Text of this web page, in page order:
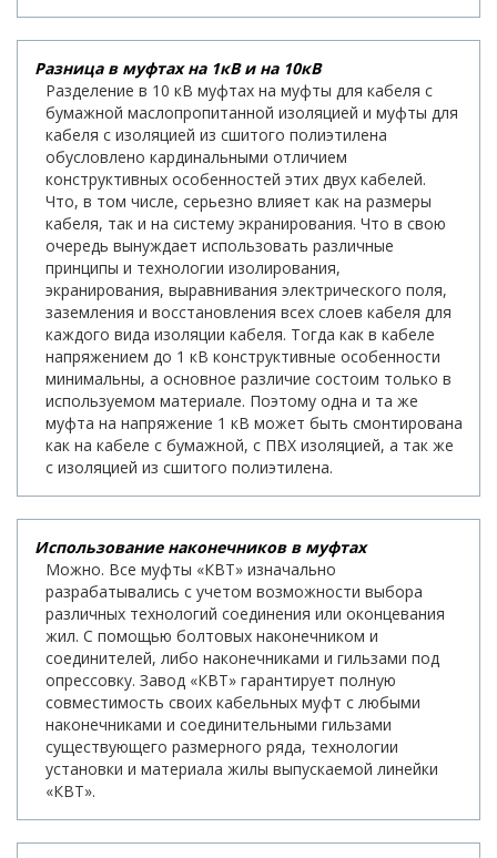
Разница в муфтах на 1кВ и на 10кВ
Разделение в 10 кВ муфтах на муфты для кабеля с
бумажной маслопропитанной изоляцией и муфты для
кабеля с изоляцией из сшитого полиэтилена
обусловлено кардинальными отличием
конструктивных особенностей этих двух кабелей.
Что, в том числе, серьезно влияет как на размеры
кабеля, так и на систему экранирования. Что в свою
очередь вынуждает использовать различные
принципы и технологии изолирования,
экранирования, выравнивания электрического поля,
заземления и восстановления всех слоев кабеля для
каждого вида изоляции кабеля. Тогда как в кабеле
напряжением до 1 кВ конструктивные особенности
минимальны, а основное различие состоим только в
используемом материале. Поэтому одна и та же
муфта на напряжение 1 кВ может быть смонтирована
как на кабеле с бумажной, с ПВХ изоляцией, а так же
с изоляцией из сшитого полиэтилена.
Использование наконечников в муфтах
Можно. Все муфты «КВТ» изначально
разрабатывались с учетом возможности выбора
различных технологий соединения или оконцевания
жил. С помощью болтовых наконечником и
соединителей, либо наконечниками и гильзами под
опрессовку. Завод «КВТ» гарантирует полную
совместимость своих кабельных муфт с любыми
наконечниками и соединительными гильзами
существующего размерного ряда, технологии
установки и материала жилы выпускаемой линейки
«КВТ».